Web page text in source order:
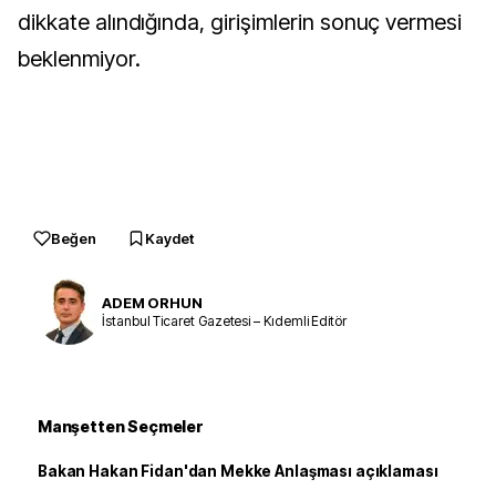
dikkate alındığında, girişimlerin sonuç vermesi
beklenmiyor.
Beğen Kaydet
ADEM ORHUN
İstanbul Ticaret Gazetesi – Kıdemli Editör
Manşetten Seçmeler
Bakan Hakan Fidan'dan Mekke Anlaşması açıklaması